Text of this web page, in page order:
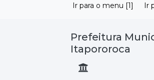
Ir para o menu [1] Ir
Prefeitura
Itapororoca